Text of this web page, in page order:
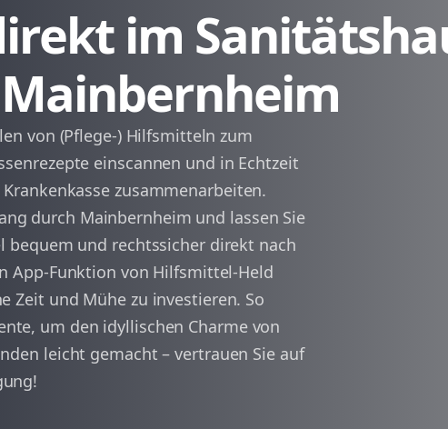
Rödelsee
Markt Einersheim
Willanzheim
Iphofen
arrow_back 1 arrow_forward
im
von (Pflege-) Hilfsmitteln zum
einscannen und in Echtzeit
zusammenarbeiten.
durch Mainbernheim und lassen Sie
und rechtssicher direkt nach
App-Funktion von Hilfsmittel-Held
Zeit und Mühe zu investieren. So
um den idyllischen Charme von
leicht gemacht – vertrauen Sie auf